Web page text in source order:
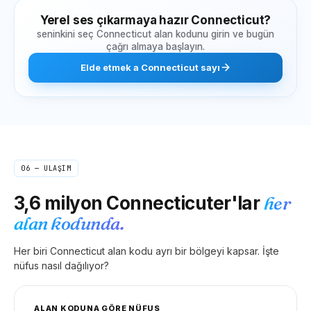
Yerel ses çıkarmaya hazır Connecticut?
seninkini seç Connecticut alan kodunu girin ve bugün
çağrı almaya başlayın.
Elde etmeka Connecticutsayı
06 — ULAŞIM
3,6 milyon Connecticuter'larher
alan kodunda.
Her biri Connecticut alan kodu ayrı bir bölgeyi kapsar. İşte
nüfus nasıl dağılıyor?
ALAN KODUNA GÖRE NÜFUS